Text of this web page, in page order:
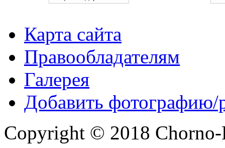
Карта сайта
Правообладателям
Галерея
Добавить фотографию/
Copyright © 2018